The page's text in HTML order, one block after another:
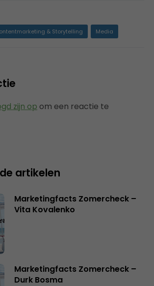
& Storytelling Media
zijn op om een reactie te
artikelen
Marketingfacts Zomercheck –
Vita Kovalenko
Marketingfacts Zomercheck –
Durk Bosma